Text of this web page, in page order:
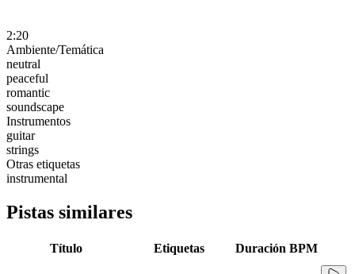
2:20
Ambiente/Temática
neutral
peaceful
romantic
soundscape
Instrumentos
guitar
strings
Otras etiquetas
instrumental
Pistas similares
Título Etiquetas Duración BPM